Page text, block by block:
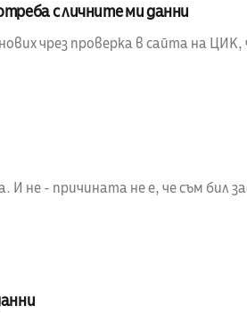
с личните ми данни
чрез проверка в сайта на ЦИК,
И не - причината не е, че съм бил